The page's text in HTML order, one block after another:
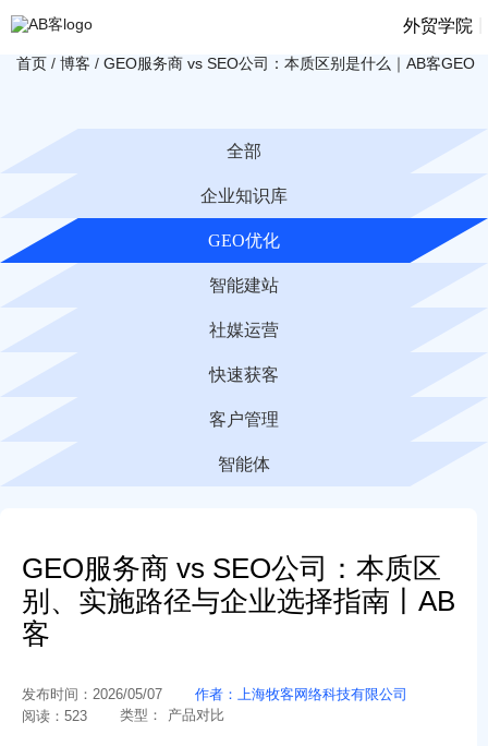
外贸学院
首页 / 博客 / GEO服务商 vs SEO公司：本质区别是什么｜AB客GEO
全部
企业知识库
GEO优化
智能建站
社媒运营
快速获客
客户管理
智能体
GEO服务商 vs SEO公司：本质区
别、实施路径与企业选择指南丨AB
客
发布时间： 2026/05/07 作者： 上海牧客网络科技有限公司
阅读： 523 类型： 产品对比